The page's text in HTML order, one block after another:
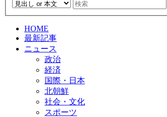
HOME
最新記事
ニュース
政治
経済
国際・日本
北朝鮮
社会・文化
スポーツ